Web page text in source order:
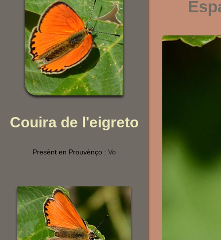
Couira de l'eigreto
Presènt en Prouvènço : Vo